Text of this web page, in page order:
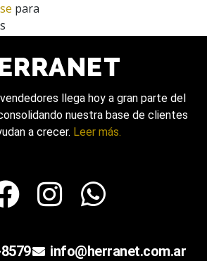
para
llega hoy a gran parte del
nuestra base de clientes
a crecer. Leer más.
info@herranet.com.ar